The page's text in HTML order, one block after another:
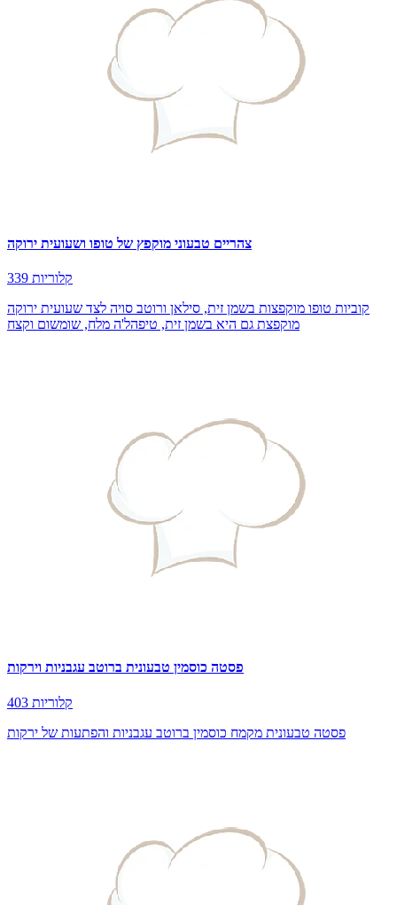
צהריים טבעוני מוקפץ של טופו ושעועית ירוקה
339 קלוריות
קוביות טופו מוקפצות בשמן זית, סילאן ורוטב סויה לצד שעועית ירוקה
מוקפצת גם היא בשמן זית, טיפהל'ה מלח, שומשום וקצח
פסטה כוסמין טבעונית ברוטב עגבניות וירקות
403 קלוריות
פסטה טבעונית מקמח כוסמין ברוטב עגבניות והפתעות של ירקות